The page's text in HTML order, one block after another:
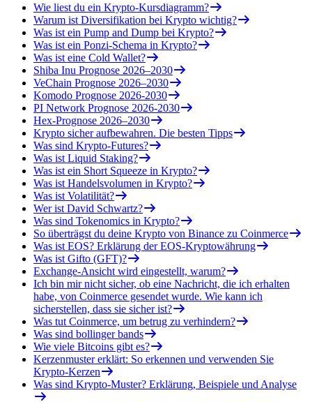
Wie liest du ein Krypto-Kursdiagramm?
Warum ist Diversifikation bei Krypto wichtig?
Was ist ein Pump and Dump bei Krypto?
Was ist ein Ponzi-Schema in Krypto?
Was ist eine Cold Wallet?
Shiba Inu Prognose 2026–2030
VeChain Prognose 2026–2030
Komodo Prognose 2026-2030
PI Network Prognose 2026-2030
Hex-Prognose 2026–2030
Krypto sicher aufbewahren. Die besten Tipps
Was sind Krypto-Futures?
Was ist Liquid Staking?
Was ist ein Short Squeeze in Krypto?
Was ist Handelsvolumen in Krypto?
Was ist Volatilität?
Wer ist David Schwartz?
Was sind Tokenomics in Krypto?
So überträgst du deine Krypto von Binance zu Coinmerce
Was ist EOS? Erklärung der EOS-Kryptowährung
Was ist Gifto (GFT)?
Exchange-Ansicht wird eingestellt, warum?
Ich bin mir nicht sicher, ob eine Nachricht, die ich erhalten
habe, von Coinmerce gesendet wurde. Wie kann ich
sicherstellen, dass sie sicher ist?
Was tut Coinmerce, um betrug zu verhindern?
Was sind bollinger bands
Wie viele Bitcoins gibt es?
Kerzenmuster erklärt: So erkennen und verwenden Sie
Krypto-Kerzen
Was sind Krypto-Muster? Erklärung, Beispiele und Analyse